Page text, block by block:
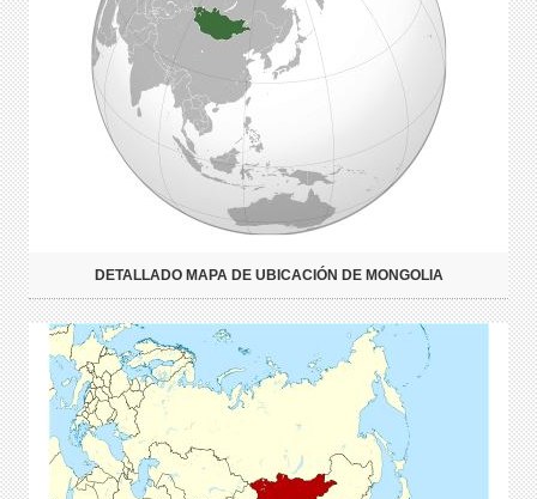
DETALLADO MAPA DE UBICACIÓN DE MONGOLIA